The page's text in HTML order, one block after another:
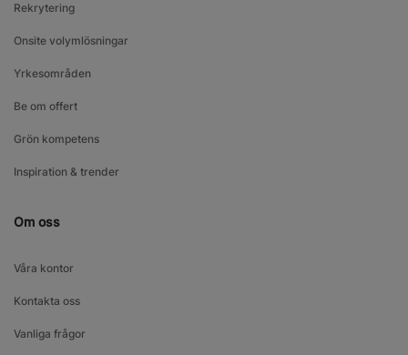
Rekrytering
Onsite volymlösningar
Yrkesområden
Be om offert
Grön kompetens
Inspiration & trender
Om oss
Våra kontor
Kontakta oss
Vanliga frågor